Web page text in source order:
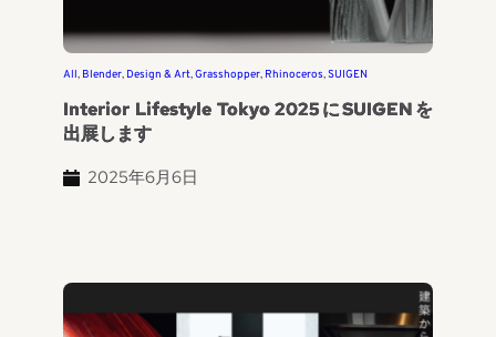
All, Blender, Design & Art, Grasshopper, Rhinoceros, SUIGEN
Interior Lifestyle Tokyo 2025にSUIGENを
出展します
2025年6月6日